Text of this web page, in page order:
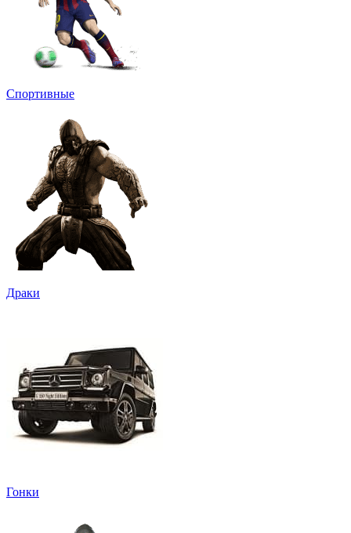
Спортивные
Драки
Гонки